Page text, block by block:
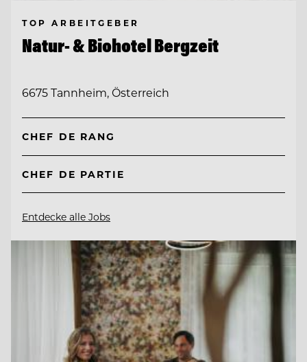
TOP ARBEITGEBER
Natur- & Biohotel Bergzeit
6675 Tannheim, Österreich
CHEF DE RANG
CHEF DE PARTIE
Entdecke alle Jobs